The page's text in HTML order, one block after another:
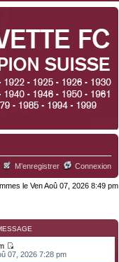
M’enregistrer Connexion
le Ven Aoû 07, 2026 8:49 pm
07, 2026 7:28 pm